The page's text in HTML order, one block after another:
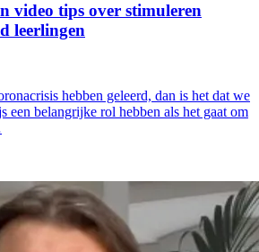
video tips over stimuleren
leerlingen
hebben geleerd, dan is het dat we
een belangrijke rol hebben als het gaat om